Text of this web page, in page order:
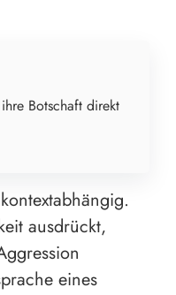
Botschaft direkt
ausdrückt,
eines